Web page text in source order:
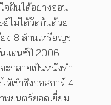
จฝันได้อย่างอ่อน
ไม่ได้วัดกันด้วย
ง 8 ล้านเหรียญฯ
แดนซ์ปี 2006
ะกลายเป็นหนังทำ
ด้เข้าชิงออสการ์ 4
พยนตร์ยอดเยี่ยม